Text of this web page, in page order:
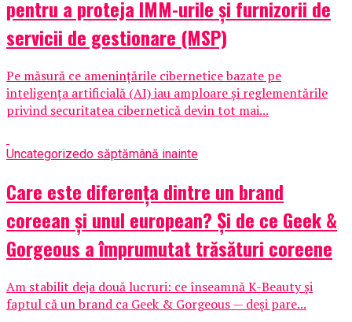
pentru a proteja IMM-urile și furnizorii de
servicii de gestionare (MSP)
Pe măsură ce amenințările cibernetice bazate pe
inteligența artificială (AI) iau amploare și reglementările
privind securitatea cibernetică devin tot mai...
Uncategorizedo săptămână inainte
Care este diferența dintre un brand
coreean și unul european? Și de ce Geek &
Gorgeous a împrumutat trăsături coreene
Am stabilit deja două lucruri: ce înseamnă K-Beauty și
faptul că un brand ca Geek & Gorgeous — deși pare...